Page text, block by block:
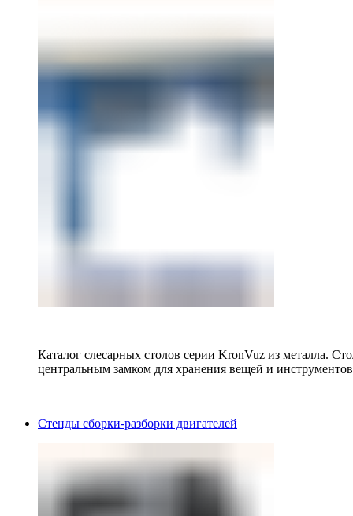
Каталог слесарных столов серии KronVuz из металла.
центральным замком для хранения вещей и
Стенды сборки-разборки двигателей